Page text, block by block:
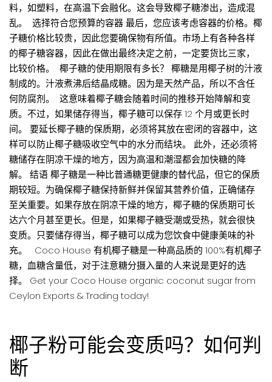
料，如塑料，在高温下会融化。这会导致椰子糖渗出，造成混
乱。 选择符合您预算的容器 最后，您应该考虑容器的价格。椰
子糖价格比较贵，因此您要确保物有所值。市场上有各种各样
的椰子糖容器，因此在做出最终决定之前，一定要货比三家，
比较价格。 椰子糖的使用期限有多长？ 椰糖是用椰子树的汁液
制成的。汁液煮沸后结晶成糖。因为是天然产品，所以不含任
何防腐剂。 这意味着椰子糖会随着时间的推移开始降解和变
质。不过，如果储存得当，椰子糖可以保存 12 个月或更长时
间。 要延长椰子糖的保质期，必须将其放在密闭的容器中，这
样可以防止椰子糖吸收空气中的水分而结块。 此外，还必须将
糖储存在阴凉干燥的地方，因为高温和潮湿都会加快糖的降
解。 结语 椰子糖是一种比普通糖更健康的替代品，但它的保质
期较短。为确保椰子糖保持新鲜并保留其营养价值，正确储存
至关重要。如果存放在阴凉干燥的地方，椰子糖的保质期可长
达六个月甚至更长。但是，如果椰子糖受潮或受热，就会很快
变质。只要储存得当，椰子糖可以成为您饮食中健康美味的补
充。 Coco House 有机椰子糖是一种高品质的 100%有机椰子
糖，血糖含量低，对于注意糖分摄入量的人来说是更好的选
择。 Get your Coco House organic coconut sugar from
Ceylon Exports & Trading today!
椰子粉可能会变质吗？如何判
断